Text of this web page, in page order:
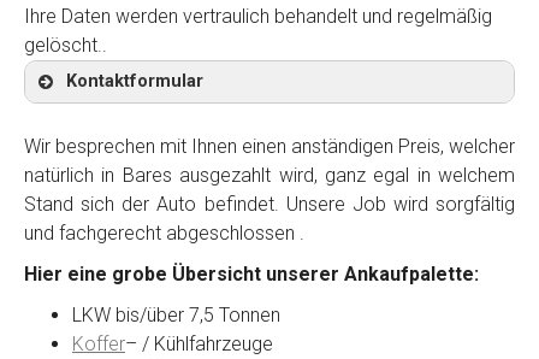
Ihre Daten werden vertraulich behandelt und regelmäßig
gelöscht..
Kontaktformular
Kontaktformular
Marke*
Wir besprechen mit Ihnen einen anständigen Preis, welcher
natürlich in Bares ausgezahlt wird, ganz egal in welchem
Stand sich der Auto befindet. Unsere Job wird sorgfältig
und fachgerecht abgeschlossen .
Hier eine grobe Übersicht unserer Ankaufpalette:
LKW bis/über 7,5 Tonnen
Koffer– / Kühlfahrzeuge